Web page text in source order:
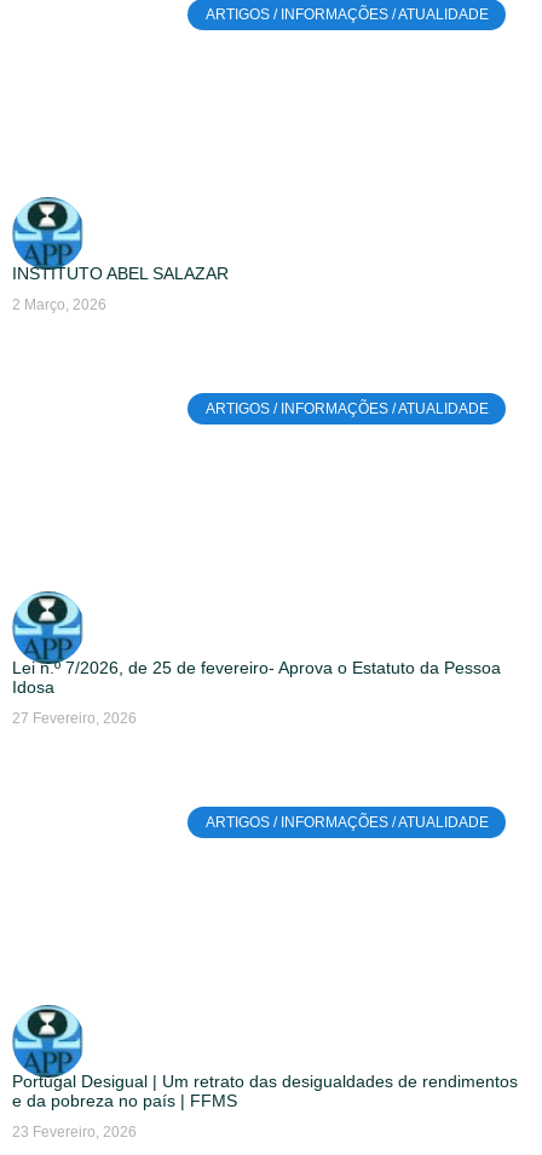
ARTIGOS / INFORMAÇÕES / ATUALIDADE
INSTITUTO ABEL SALAZAR
2 Março, 2026
ARTIGOS / INFORMAÇÕES / ATUALIDADE
Lei n.º 7/2026, de 25 de fevereiro- Aprova o Estatuto da Pessoa
Idosa
27 Fevereiro, 2026
ARTIGOS / INFORMAÇÕES / ATUALIDADE
Portugal Desigual | Um retrato das desigualdades de rendimentos
e da pobreza no país | FFMS
23 Fevereiro, 2026